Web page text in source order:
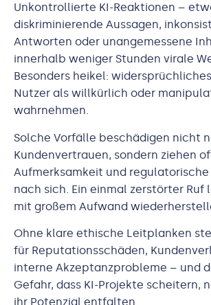
Unkontrollierte KI-Reaktionen –
diskriminierende Aussagen,
Antworten oder unangemessene
innerhalb weniger Stunden virale
Besonders heikel:
Nutzer als willkürlich oder
wahrnehmen.
Solche Vorfälle beschädigen nicht
Kundenvertrauen, sondern ziehen
Aufmerksamkeit und regulatorische
nach sich. Ein einmal zerstörter Ruf
mit großem Aufwand
Ohne klare ethische Leitplanken
für Reputationsschäden,
interne Akzeptanzprobleme – und
Gefahr, dass KI-Projekte scheitern,
ihr Potenzial entfalten.